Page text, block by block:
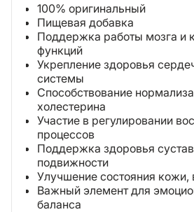
100% оригинальный
Пищевая добавка
Поддержка работы мозга и
функций
Укрепление здоровья
системы
Способствование
холестерина
Участие в регулировании
процессов
Поддержка здоровья
подвижности
Улучшение состояния кожи,
Важный элемент для
баланса